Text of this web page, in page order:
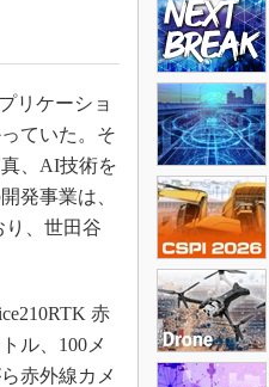
リケーショ
ていた。そ
、AI技術を
発事業は、
り、世田谷
赤
ル、100メ
赤外線カメ